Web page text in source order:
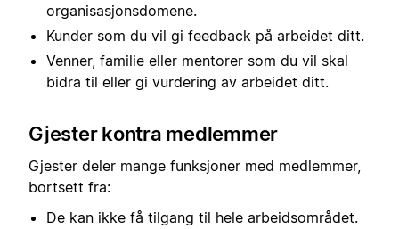
organisasjonsdomene.
Kunder som du vil gi feedback på arbeidet ditt.
Venner, familie eller mentorer som du vil skal
bidra til eller gi vurdering av arbeidet ditt.
Gjester kontra medlemmer
Gjester deler mange funksjoner med medlemmer,
bortsett fra:
De kan ikke få tilgang til hele arbeidsområdet.